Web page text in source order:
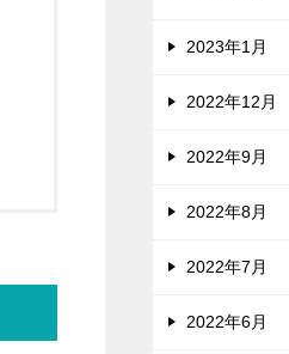
2023年1月
2022年12月
2022年9月
2022年8月
2022年7月
2022年6月